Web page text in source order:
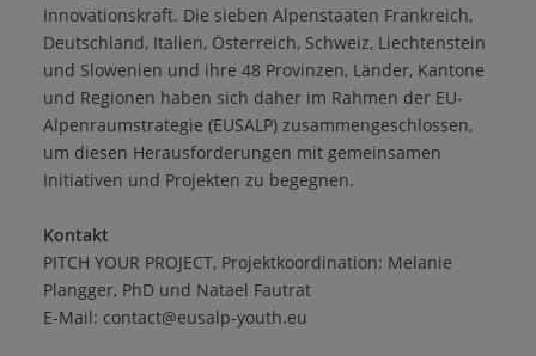
Innovationskraft. Die sieben Alpenstaaten Frankreich,
Deutschland, Italien, Österreich, Schweiz, Liechtenstein
und Slowenien und ihre 48 Provinzen, Länder, Kantone
und Regionen haben sich daher im Rahmen der EU-
Alpenraumstrategie (EUSALP) zusammengeschlossen,
um diesen Herausforderungen mit gemeinsamen
Initiativen und Projekten zu begegnen.
Kontakt
PITCH YOUR PROJECT, Projektkoordination: Melanie
Plangger, PhD und Natael Fautrat
E-Mail: contact@eusalp-youth.eu